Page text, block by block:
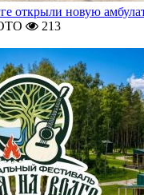
открыли новую
213